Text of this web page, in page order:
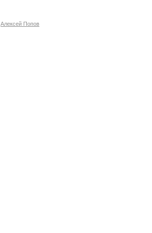
Алексей Попов